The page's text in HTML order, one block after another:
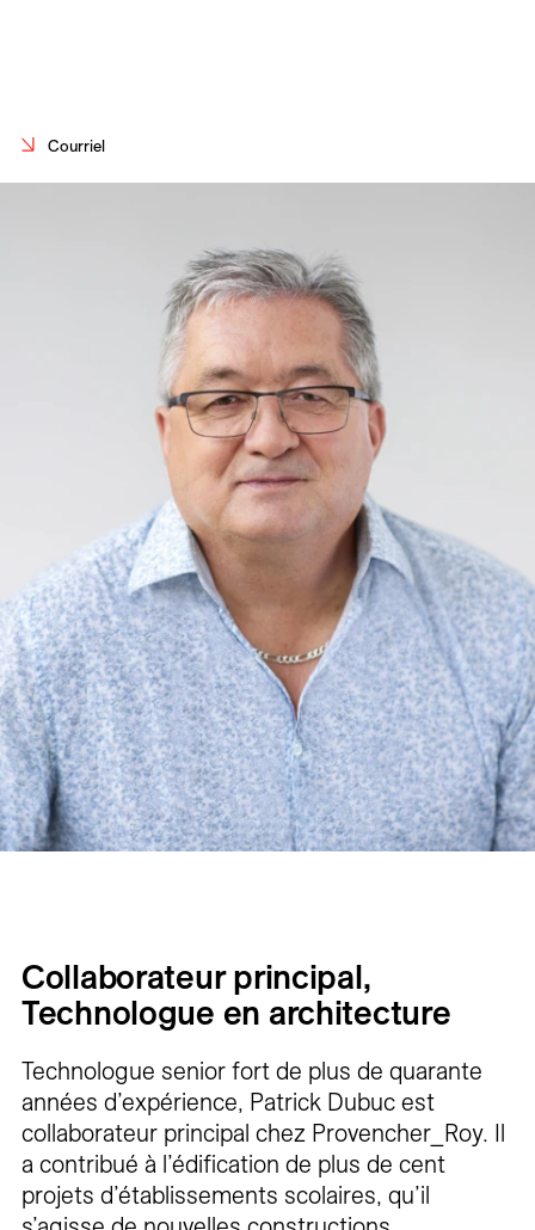
En Courriel
Collaborateur principal,
Technologue en architecture
Technologue senior fort de plus de quarante
années d’expérience, Patrick Dubuc est
collaborateur principal chez Provencher_Roy. Il
a contribué à l’édification de plus de cent
projets d’établissements scolaires, qu’il